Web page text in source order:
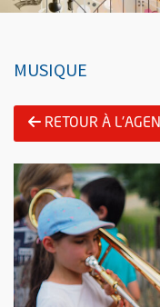
MUSIQUE
RETOUR À